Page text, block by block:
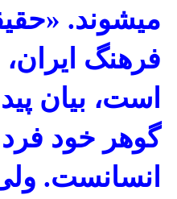
میشوند.
فرهنگ
است، بیان
گوهر خود فرد
انسانست.